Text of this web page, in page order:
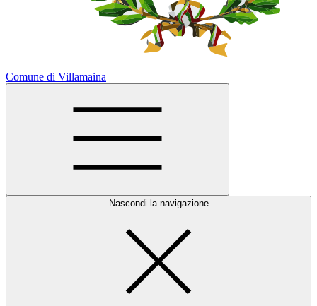
Comune di Villamaina
Nascondi la navigazione